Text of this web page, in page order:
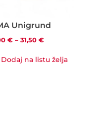
Unigrund
€ – 31,50€Raspon
Dodaj na listu želja